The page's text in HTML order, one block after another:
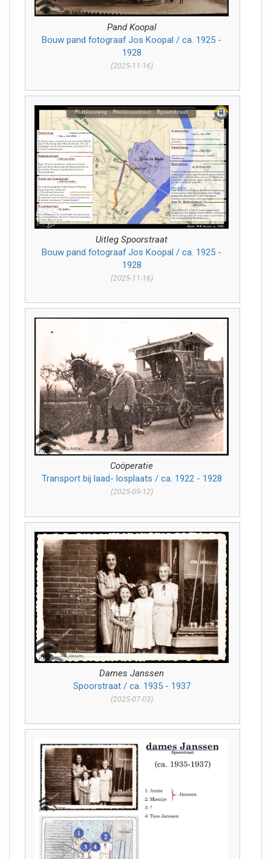
Pand Koopal
Bouw pand fotograaf Jos Koopal / ca. 1925 -
1928
(2025-11-16)
Uitleg Spoorstraat
Bouw pand fotograaf Jos Koopal / ca. 1925 -
1928
(2025-11-16)
Coöperatie
Transport bij laad- losplaats / ca. 1922 - 1928
(2025-09-12)
Dames Janssen
Spoorstraat / ca. 1935 - 1937
(2025-07-03)